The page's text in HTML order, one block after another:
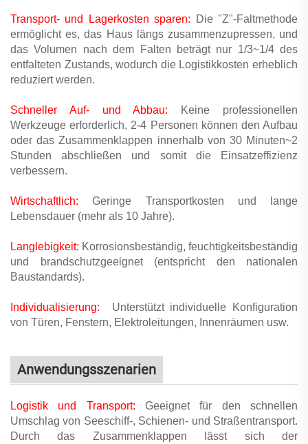
Transport- und Lagerkosten sparen:
Die "Z"-Faltmethode
ermöglicht es, das Haus längs zusammenzupressen, und
das Volumen nach dem Falten beträgt nur 1/3~1/4 des
entfalteten Zustands, wodurch die Logistikkosten erheblich
reduziert werden.
Schneller Auf- und Abbau:
Keine professionellen
Werkzeuge erforderlich, 2-4 Personen können den Aufbau
oder das Zusammenklappen innerhalb von 30 Minuten~2
Stunden abschließen und somit die Einsatzeffizienz
verbessern.
Wirtschaftlich:Geringe Transportkosten und lange
Lebensdauer (mehr als 10 Jahre).
Langlebigkeit: Korrosionsbeständig, feuchtigkeitsbeständig
und brandschutzgeeignet (entspricht den nationalen
Baustandards).
Individualisierung:
Unterstützt individuelle Konfiguration
von Türen, Fenstern, Elektroleitungen, Innenräumen usw.
Anwendungsszenarien
Logistik und Transport: Geeignet für den schnellen
Umschlag von Seeschiff-, Schienen- und Straßentransport.
Durch das Zusammenklappen lässt sich der